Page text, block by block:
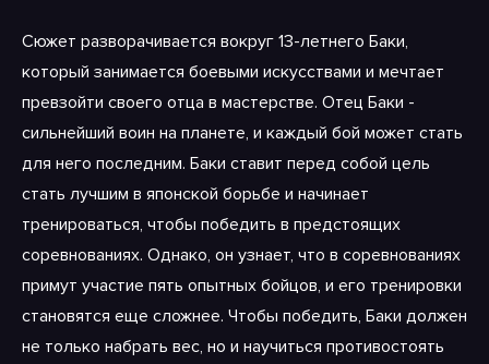
Сюжет разворачивается вокруг 13-летнего Баки,
который занимается боевыми искусствами и мечтает
превзойти своего отца в мастерстве. Отец Баки -
сильнейший воин на планете, и каждый бой может стать
для него последним. Баки ставит перед собой цель
стать лучшим в японской борьбе и начинает
тренироваться, чтобы победить в предстоящих
соревнованиях. Однако, он узнает, что в соревнованиях
примут участие пять опытных бойцов, и его тренировки
становятся еще сложнее. Чтобы победить, Баки должен
не только набрать вес, но и научиться противостоять